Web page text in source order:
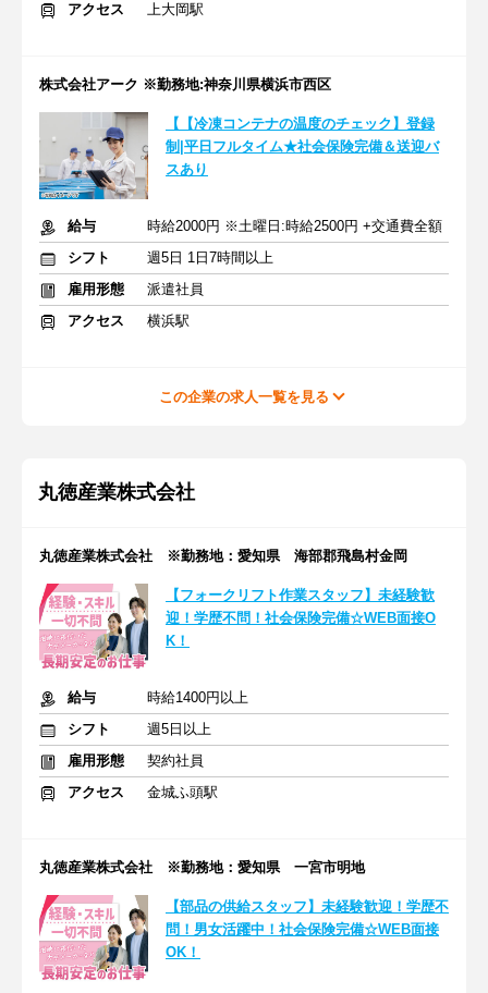
アクセス 上大岡駅
株式会社アーク ※勤務地:神奈川県横浜市西区
【【冷凍コンテナの温度のチェック】登録
制|平日フルタイム★社会保険完備＆送迎バ
スあり
給与
時給2000円 ※土曜日:時給2500円 +交通費全額
シフト
週5日 1日7時間以上
雇用形態
派遣社員
アクセス
横浜駅
この企業の求人一覧を見る
丸徳産業株式会社
丸徳産業株式会社 ※勤務地：愛知県 海部郡飛島村金岡
【フォークリフト作業スタッフ】未経験歓
迎！学歴不問！社会保険完備☆WEB面接O
K！
給与
時給1400円以上
シフト
週5日以上
雇用形態
契約社員
アクセス
金城ふ頭駅
丸徳産業株式会社 ※勤務地：愛知県 一宮市明地
【部品の供給スタッフ】未経験歓迎！学歴不
問！男女活躍中！社会保険完備☆WEB面接
OK！